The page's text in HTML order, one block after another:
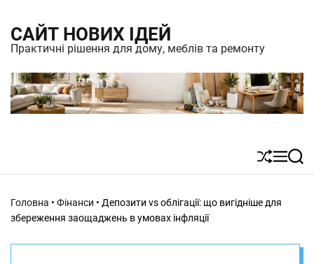
САЙТ НОВИХ ІДЕЙ
Практичні рішення для дому, меблів та ремонту
S
u
M
n
S
Головна • Фінанси • Депозити vs облігації: що вигідніше для
збереження заощаджень в умовах інфляції